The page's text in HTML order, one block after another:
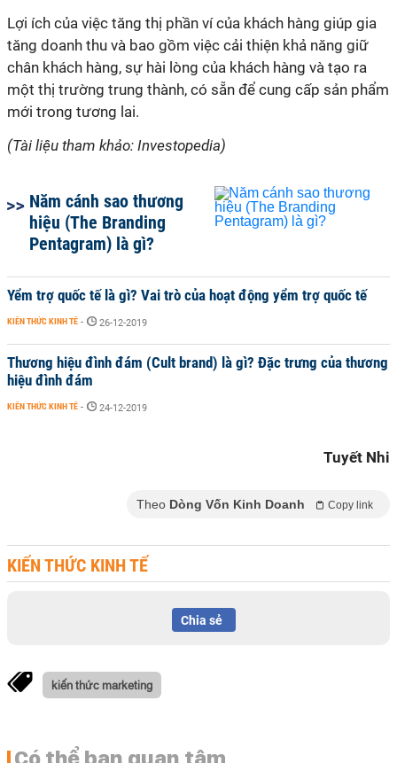
Lợi ích của việc tăng thị phần ví của khách hàng giúp gia
tăng doanh thu và bao gồm việc cải thiện khả năng giữ
chân khách hàng, sự hài lòng của khách hàng và tạo ra
một thị trường trung thành, có sẵn để cung cấp sản phẩm
mới trong tương lai.
(Tài liệu tham khảo: Investopedia)
Năm cánh sao thương
hiệu (The Branding
Pentagram) là gì?
Yểm trợ quốc tế là gì? Vai trò của hoạt động yểm trợ quốc tế
KIẾN THỨC KINH TẾ - 26-12-2019
Thương hiệu đình đám (Cult brand) là gì? Đặc trưng của thương
hiệu đình đám
KIẾN THỨC KINH TẾ - 24-12-2019
Tuyết Nhi
Theo Dòng Vốn Kinh Doanh Copy link
KIẾN THỨC KINH TẾ
Chia sẻ
kiến thức marketing
Có thể bạn quan tâm